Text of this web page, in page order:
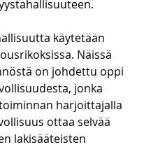
käytetään
Näissä
on johdettu oppi
jonka
harjoittajalla
ottaa selvää
lakisääteisten